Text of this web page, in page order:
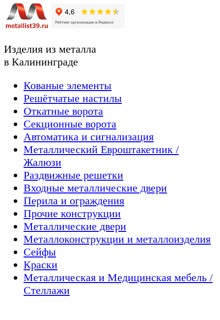
Изделия из металла
в Калининграде
Кованые элементы
Решётчатые настилы
Откатные ворота
Секционные ворота
Автоматика и сигнализация
Металлический Евроштакетник /
Жалюзи
Раздвижные решетки
Входные металлические двери
Перила и ограждения
Прочие конструкции
Металлические двери
Металлоконструкции и металлоизделия
Сейфы
Краски
Металлическая и Медицинская мебель /
Стеллажи